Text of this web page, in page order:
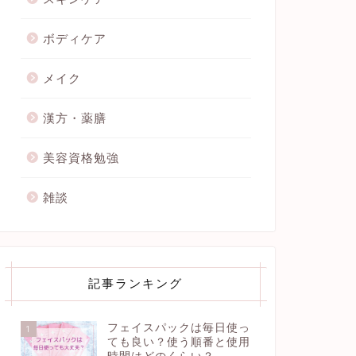
ボディケア
メイク
漢方・薬膳
美容資格勉強
雑談
記事ランキング
1
フェイスパックは毎日使っ
ても良い？使う順番と使用